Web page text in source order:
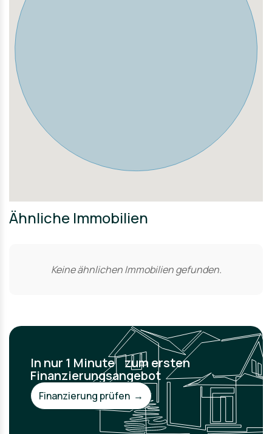
Sport, während die kulturellen Einrichtungen ein
abwechslungsreiches Programm bieten.
Ähnliche Immobilien
Keine ähnlichen Immobilien gefunden.
In nur 1 Minute zum ersten
Finanzierungsangebot
Finanzierung prüfen →